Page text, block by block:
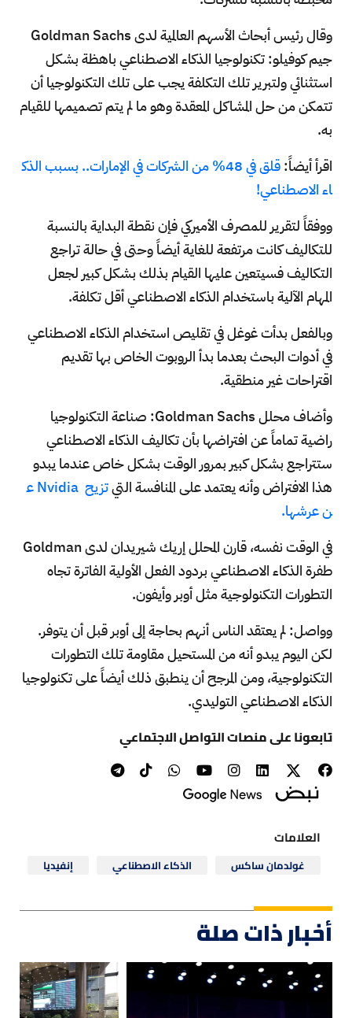
وقال رئيس أبحاث الأسهم العالمية لدى Goldman Sachs
جيم كوفيلو: تكنولوجيا الذكاء الاصطناعي باهظة بشكل
استثنائي ولتبرير تلك التكلفة يجب على تلك التكنولوجيا أن
تتمكن من حل المشاكل المعقدة وهو ما لم يتم تصميمها للقيام
به.
اقرأ أيضاً:
قلق في 48% من الشركات في الإمارات.. بسبب الذك
اء الاصطناعي!
ووفقاً لتقرير للمصرف الأميركي فإن نقطة البداية بالنسبة
للتكاليف كانت مرتفعة للغاية أيضاً وحتى في حالة تراجع
التكاليف فسيتعين عليها القيام بذلك بشكل كبير لجعل
المهام الآلية باستخدام الذكاء الاصطناعي أقل تكلفة.
وبالفعل بدأت غوغل في تقليص استخدام الذكاء الاصطناعي
في أدوات البحث بعدما بدأ الروبوت الخاص بها تقديم
اقتراحات غير منطقية.
وأضاف محلل Goldman Sachs: صناعة التكنولوجيا
راضية تماماً عن افتراضها بأن تكاليف الذكاء الاصطناعي
ستتراجع بشكل كبير بمرور الوقت بشكل خاص عندما يبدو
هذا الافتراض وأنه يعتمد على المنافسة التي
تزيح Nvidia ع
ن عرشها.
في الوقت نفسه، قارن المحلل إريك شيريدان لدى Goldman
طفرة الذكاء الاصطناعي بردود الفعل الأولية الفاترة تجاه
التطورات التكنولوجية مثل أوبر وأيفون.
وواصل: لم يعتقد الناس أنهم بحاجة إلى أوبر قبل أن يتوفر.
لكن اليوم يبدو أنه من المستحيل مقاومة تلك التطورات
التكنولوجية، ومن المرجح أن ينطبق ذلك أيضاً على تكنولوجيا
الذكاء الاصطناعي التوليدي.
تابعونا على منصات التواصل الاجتماعي
العلامات
غولدمان ساكس الذكاء الاصطناعي إنفيديا
أخبار ذات صلة